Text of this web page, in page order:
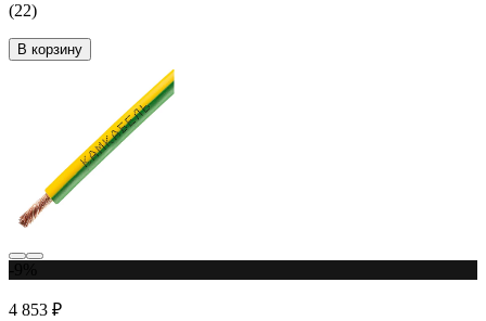
(22)
В корзину
4 853 ₽